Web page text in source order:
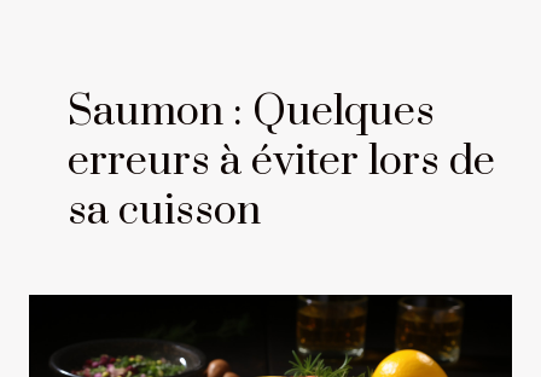
Saumon : Quelques
erreurs à éviter lors de
sa cuisson